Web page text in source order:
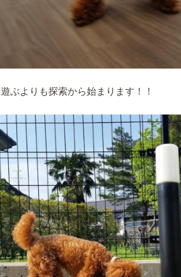
ぶよりも探索から始まります！！